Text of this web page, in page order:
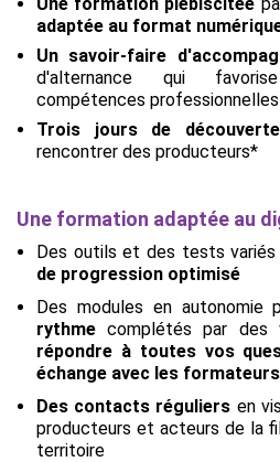
adaptée au format
Un savoir-faire
d'alternance qui
compétences professionnelles
Trois jours de
rencontrer des producteurs*
Une formation adaptée au
Des outils et des tests variés
de progression optimisé
Des modules en autonomie
rythmecomplétés par des
répondre à toutes vos
échange avec les formateurs
Des contacts réguliers en
producteurs et acteurs de la
territoire